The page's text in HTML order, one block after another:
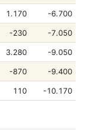
1.170 -6.700
-230 -7.050
3.280 -9.050
-870 -9.400
110 -10.170